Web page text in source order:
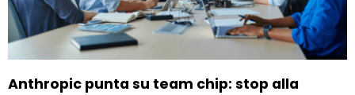
Anthropic punta su team chip: stop alla